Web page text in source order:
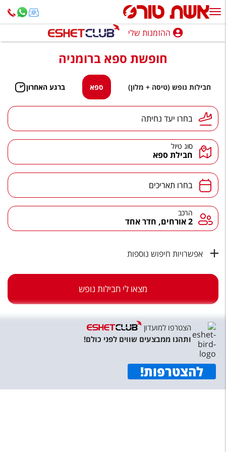
ההזמנות שלי
נופש בארץ
חופשה לפי סגנון
מלונות באילת
טיולים מאורגנים
סגנונות טיול
הרגע האחרון
חבילות בריאות וספא
טיסות לחו"ל
מלונות בחו"ל
שירות לקוחות
תקנון
ההזמנות שלי
חופשת ספא ברומניה
חבילות נופש (טיסה + מלון) ספא ברגע האחרון
יעד נחיתהבחרו יעד נחיתה
סוג טיול
חבילת ספא
תאריכים בחרו תאריכים
הרכב הרכב
2 אורחים, חדר אחד
אפשרויות חיפוש נוספות
מצאו לי חבילות נופש
הצטרפו למועדון
ותהנו ממבצעים שווים לפני כולם!
להצטרפות!